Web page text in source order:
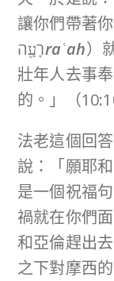
讓你們帶著
רָעָ֖הraʿah）
壯年人去事
的。」（
法老這個回
說：「願耶
是一個祝福
禍就在你們
和亞倫趕出
之下對摩西